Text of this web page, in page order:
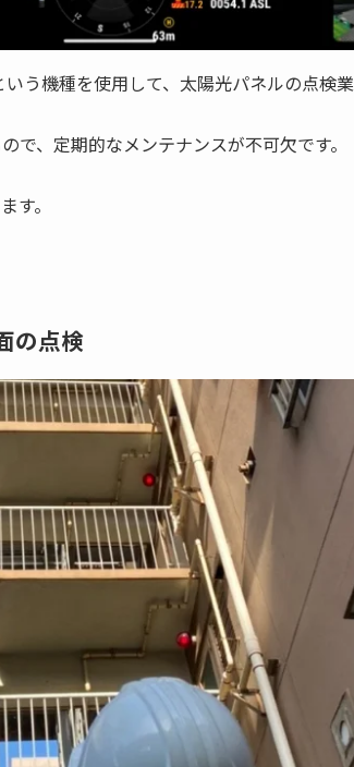
いう機種を使用して、太陽光パネルの点検
で、定期的なメンテナンスが不可欠です。
す。
の点検